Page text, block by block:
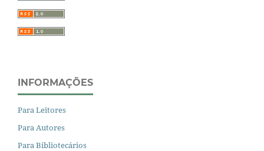
INFORMAÇÕES
Para Leitores
Para Autores
Para Bibliotecários